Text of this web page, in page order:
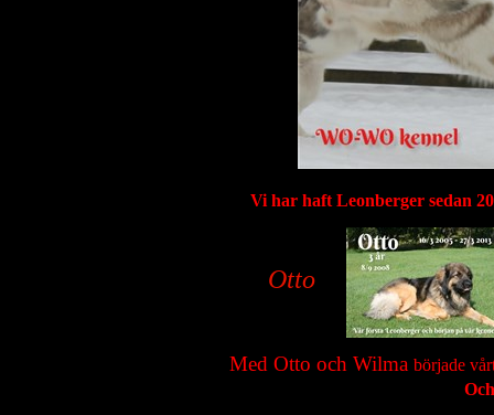
Vi har haft Leonberger sedan
Otto
Med Otto och Wilma började